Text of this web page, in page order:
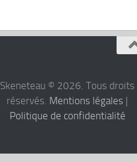
Skeneteau © 2026. Tous droits
réservés. Mentions légales |
Politique de confidentialité